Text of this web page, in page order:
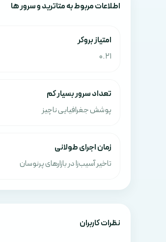
اطلاعات مربوط به متاترید و سرور ها
امتياز بروکر
0.21
تعداد سرور بسیار کم
پوشش جغرافیایی ناچیز
زمان اجرای طولانی
تاخیر آسیب‌زا در بازارهای پرنوسان
نظرات کاربران